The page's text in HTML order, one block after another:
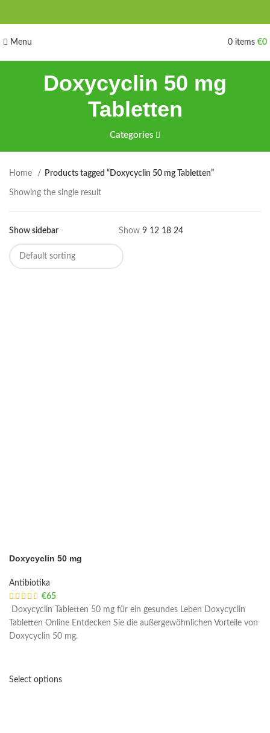
Menu 0 items €0
Doxycyclin 50 mg
Tabletten
Categories
Home Products tagged “Doxycyclin 50 mg Tabletten”
Showing the single result
Show sidebar Show 9 12 18 24
Doxycyclin 50 mg
Antibiotika
€65
Doxycyclin Tabletten 50 mg für ein gesundes Leben Doxycyclin
Tabletten Online Entdecken Sie die außergewöhnlichen Vorteile von
Doxycyclin 50 mg.
Select options